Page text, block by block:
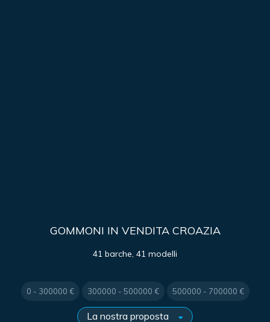
GOMMONI IN VENDITA CROAZIA
41 barche, 41 modelli
0 - 300000 € 300000 - 500000 € 500000 - 700000 €